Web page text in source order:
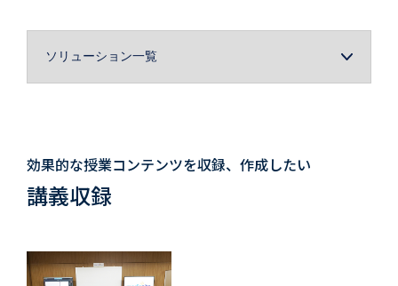
効果的な授業コンテンツを収録、作成したい
講義収録